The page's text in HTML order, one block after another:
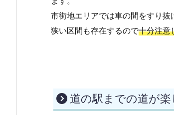
市街地エリアでは車の間をすり
狭い区間も存在するので十分注意
道の駅までの道が楽